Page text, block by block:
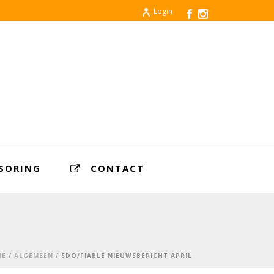
Login
CONTACT
/ ALGEMEEN / SDO/FIABLE NIEUWSBERICHT APRIL